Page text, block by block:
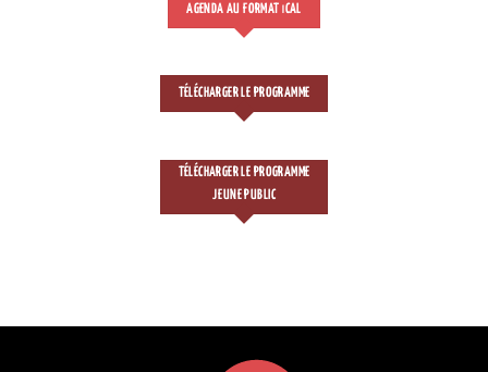
AGENDA AU FORMAT CAL
TÉLÉCHARGER LE PROGRAMME
TÉLÉCHARGER LE PROGRAMME
JEUNE PUBLIC